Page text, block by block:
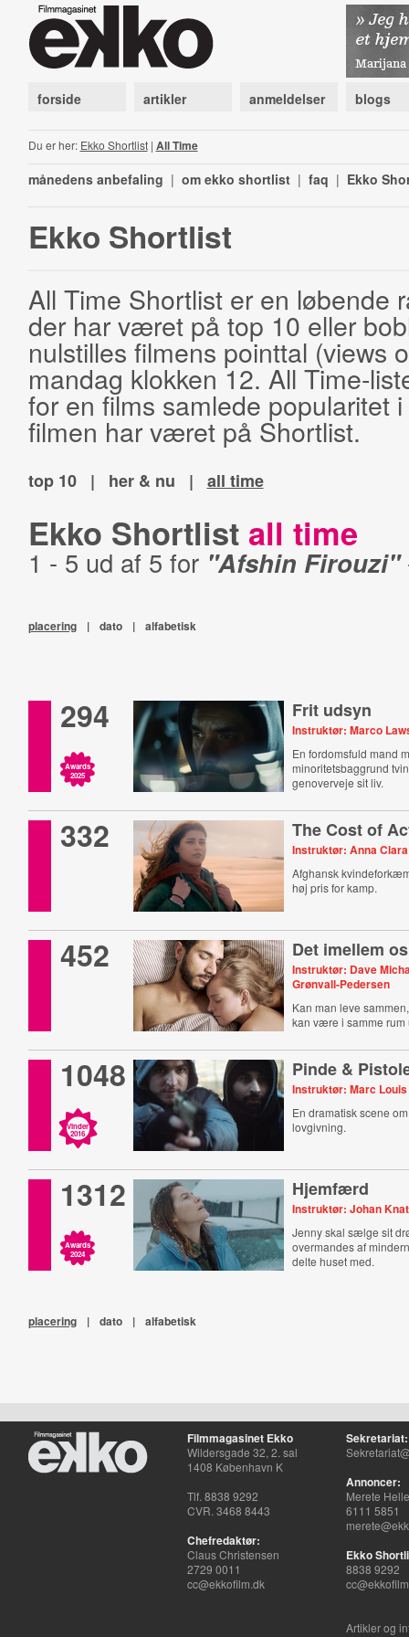
forside artikler anmeldelser blogs
Du er her: Ekko Shortlist| All Time
månedens anbefaling | om ekko shortlist | faq | Ekko
Ekko Shortlist
All Time Shortlist er en løbende
der har været på top 10 eller
nulstilles filmens pointtal (views
mandag klokken 12. All Time-
for en films samlede popularitet
filmen har været på Shortlist.
top 10 | her & nu | all time
Ekko Shortlist all time
1 - 5 ud af 5 for "Afshin Firouzi"
placering | dato | alfabetisk
294
Awards
2025
Frit udsyn
Instruktør: Marco
En fordomsfuld mand
minoritetsbaggrund
genoverveje sit liv.
332 The Cost of
Instruktør: Anna
Afghansk
høj pris for kamp.
452 Det imellem os
Instruktør: Dave
Grønvall-Pedersen
Kan man leve
kan være i samme rum
1048
Vinder
2016
Pinde &
Instruktør: Marc
En dramatisk scene
lovgivning.
1312
Awards
2024
Hjemfærd
Instruktør: Johan
Jenny skal sælge sit
overmandes af
delte huset med.
placering | dato | alfabetisk
Filmmagasinet Ekko
Wildersgade 32, 2. sal
1408 København K
Tlf. 8838 9292
CVR. 3468 8443
Chefredaktør:
Claus Christensen
2729 0011
cc@ekkofilm.dk
Sekretariat:
Annoncer:
Merete
6111 5851
Ekko
8838 9292
Artikler og